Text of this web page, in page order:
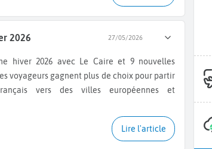
2026 27/05/2026
voyageurs gagnent plus de choix pour partir
vers des villes européennes et
Lire l'article